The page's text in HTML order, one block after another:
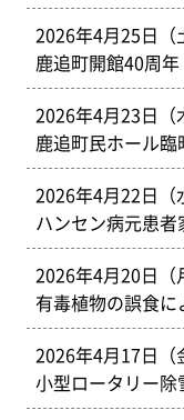
2026年4月25日（
鹿追町開館40周
2026年4月23日（
鹿追町民ホール
2026年4月22日（
ハンセン病元患
2026年4月20日（
有毒植物の誤食
2026年4月17日（
小型ロータリー除